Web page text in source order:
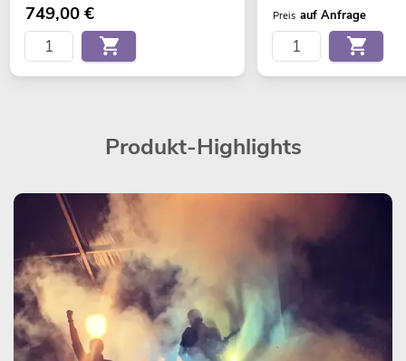
749,00€ Preis auf Anfrage
Produkt-Highlights